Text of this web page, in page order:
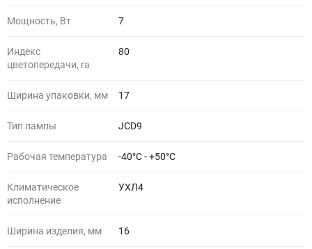
Мощность, Вт 7
Индекс
цветопередачи, ra
80
Ширина упаковки, мм 17
Тип лампы JCD9
Рабочая температура -40°C - +50°C
Климатическое
исполнение
УХЛ4
Ширина изделия, мм 16